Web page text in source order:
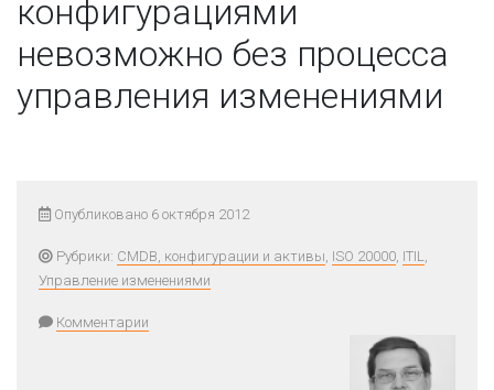
конфигурациями
невозможно без процесса
управления изменениями
Опубликовано 6 октября 2012
Рубрики: CMDB, конфигурации и активы, ISO 20000, ITIL,
Управление изменениями
Комментарии